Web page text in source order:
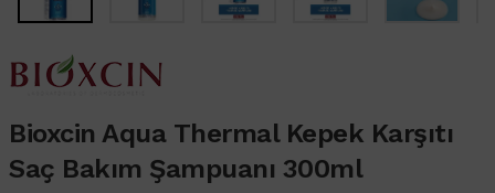
Bioxcin Aqua Thermal Kepek Karşıtı
Saç Bakım Şampuanı 300ml